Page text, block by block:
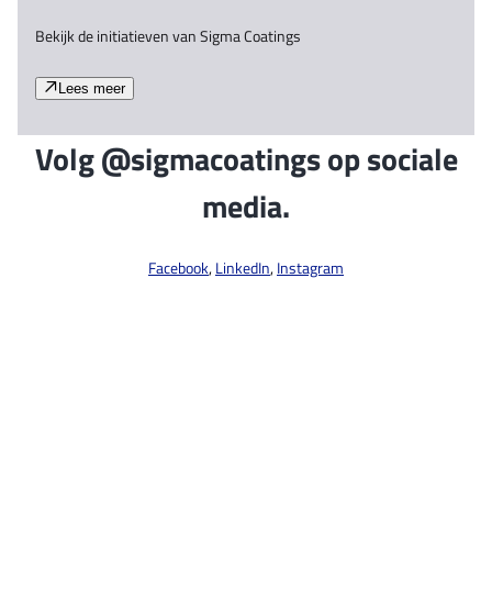
Bekijk de initiatieven van Sigma Coatings
Lees meer
Volg @sigmacoatings op sociale
media.
Facebook,LinkedIn,Instagram